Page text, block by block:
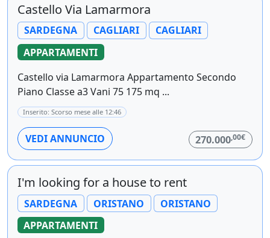
Castello Via Lamarmora
SARDEGNA CAGLIARI
CAGLIARI
APPARTAMENTI
Castello via Lamarmora Appartamento Secondo
Piano Classe a3 Vani 75 175 mq ...
Inserito: Scorso mese alle 12:46
VEDI ANNUNCIO 270.000,00€
I'm looking for a house to rent
SARDEGNA ORISTANO
ORISTANO
APPARTAMENTI